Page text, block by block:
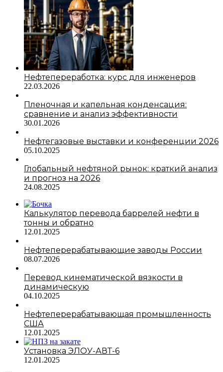
Нефтепереработка: курс для инженеров
22.03.2026
Пленочная и капельная конденсация:
сравнение и анализ эффективности
30.01.2026
Нефтегазовые выставки и конференции 2026
05.10.2025
Глобальный нефтяной рынок: краткий анализ
и прогноз на 2026
24.08.2025
Калькулятор перевода баррелей нефти в
тонны и обратно
12.01.2025
Нефтеперерабатывающие заводы России
08.07.2026
Перевод кинематической вязкости в
динамическую
04.10.2025
Нефтеперерабатывающая промышленность
США
12.01.2025
Установка ЭЛОУ-АВТ-6
12.01.2025